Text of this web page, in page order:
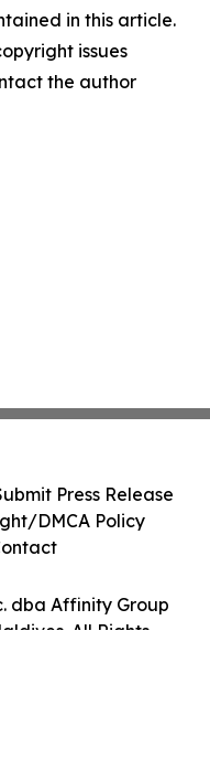
in this article.
issues
the author
dba Affinity Group
All Rights
Press Release
DMCA Policy